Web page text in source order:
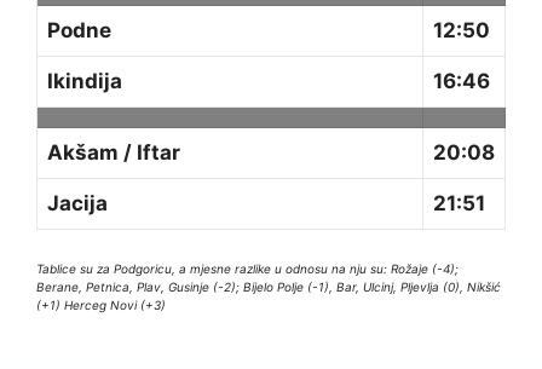
Podne 12:50
Ikindija 16:46
Akšam / Iftar 20:08
Jacija 21:51
Tablice su za Podgoricu, a mjesne razlike u odnosu na nju su: Rožaje (-4);
Berane, Petnica, Plav, Gusinje (-2); Bijelo Polje (-1), Bar, Ulcinj, Pljevlja (0), Nikšić
(+1) Herceg Novi (+3)